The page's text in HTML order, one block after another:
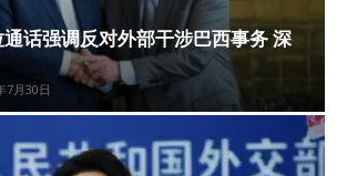
话强调反对外部干涉巴西事务 深
7月30日